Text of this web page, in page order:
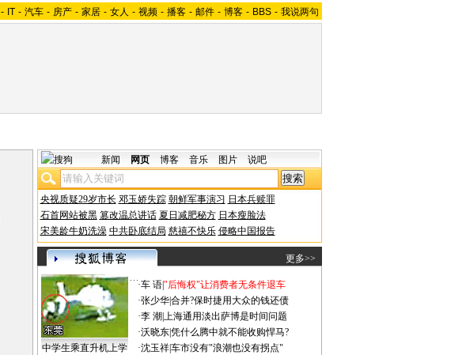
- IT - 汽车 - 房产 - 家居 - 女人 - 视频 - 播客 - 邮件 - 博客 - BBS - 我说两句
新闻 网页 博客 音乐 图片 说吧
央视质疑29岁市长 邓玉娇失踪 朝鲜军事演习 日本兵赎罪
石首网站被黑 篡改温总讲话 夏日减肥秘方 日本瘦脸法
宋美龄牛奶洗澡 中共卧底结局 慈禧不快乐 侵略中国报告
更多>>
中学生乘直升机上学
·车 语|"后悔权"让消费者无条件退车
·张少华|合并?保时捷用大众的钱还债
·李 潮 上海通用淡出萨博是时间问题
·沃晓东|凭什么腾中就不能收购悍马?
·沈玉祥|车市没有"浪潮也没有拐点"